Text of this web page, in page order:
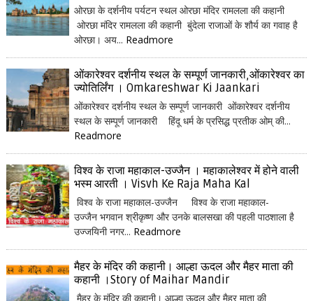
ओरछा के दर्शनीय पर्यटन स्थल ओरछा मंदिर रामलला की कहानी
ओरछा मंदिर रामलला की कहानी बुंदेला राजाओं के शौर्य का गवाह है
ओरछा। अय... Readmore
ओंकारेश्वर दर्शनीय स्थल के सम्पूर्ण जानकारी,ओंकारेश्वर का
ज्योतिर्लिंग । Omkareshwar Ki Jaankari
ओंकारेश्वर दर्शनीय स्थल के सम्पूर्ण जानकारी ओंकारेश्वर दर्शनीय
स्थल के सम्पूर्ण जानकारी हिंदू धर्म के प्रसिद्ध प्रतीक ओम् की...
Readmore
विश्व के राजा महाकाल-उज्जैन । महाकालेश्वर में होने वाली
भस्म आरती । Visvh Ke Raja Maha Kal
विश्व के राजा महाकाल-उज्जैन विश्व के राजा महाकाल-
उज्जैन भगवान श्रीकृष्ण और उनके बालसखा की पहली पाठशाला है
उज्जयिनी नगर... Readmore
मैहर के मंदिर की कहानी। आल्हा ऊदल और मैहर माता की
कहानी ।Story of Maihar Mandir
मैहर के मंदिर की कहानी। आल्हा ऊदल और मैहर माता की